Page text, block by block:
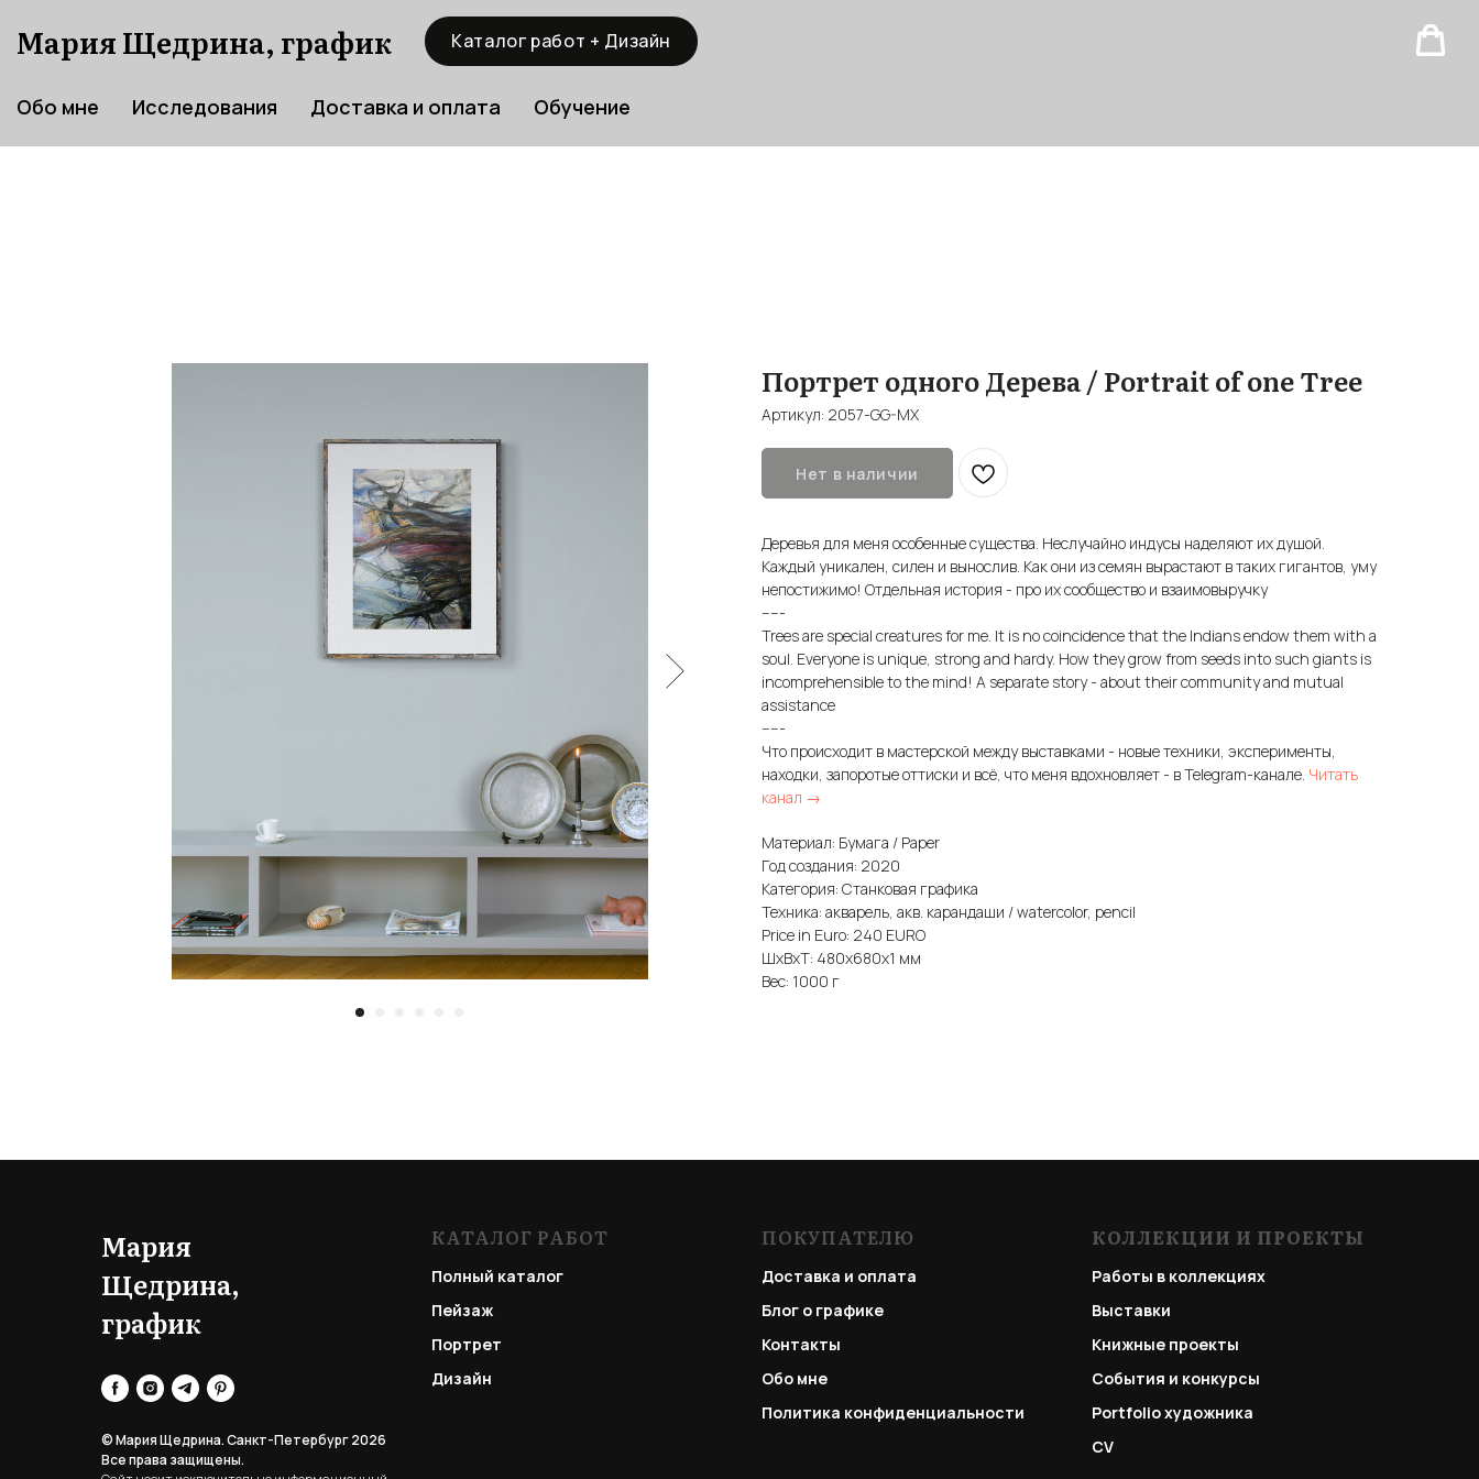
Мария Щедрина, график Каталог работ + Дизайн
Обо мне Исследования Доставка и оплата Обучение
Портрет одного Дерева / Portrait of one Tree
Артикул: 2057-GG-MX
Нет в наличии
Деревья для меня особенные существа. Неслучайно индусы наделяют их душой.
Каждый уникален, силен и вынослив. Как они из семян вырастают в таких гигантов, уму
непостижимо! Отдельная история - про их сообщество и взаимовыручку
-----
Trees are special creatures for me. It is no coincidence that the Indians endow them with a
soul. Everyone is unique, strong and hardy. How they grow from seeds into such giants is
incomprehensible to the mind! A separate story - about their community and mutual
assistance
-----
Что происходит в мастерской между выставками - новые техники, эксперименты,
находки, запоротые оттиски и всё, что меня вдохновляет - в Telegram-канале. Читать
канал →
Материал: Бумага / Paper
Год создания: 2020
Категория: Станковая графика
Техника: акварель, акв. карандаши / watercolor, pencil
Price in Euro: 240 EURO
ШxВxТ: 480x680x1 мм
Вес: 1000 г
Мария
Щедрина,
график
© Мария Щедрина. Санкт-Петербург 2026
Все права защищены.
КАТАЛОГ РАБОТ
Полный каталог
Пейзаж
Портрет
Дизайн
ПОКУПАТЕЛЮ
Доставка и оплата
Блог о графике
Контакты
Обо мне
Политика конфиденциальности
КОЛЛЕКЦИИ И ПРОЕКТЫ
Работы в коллекциях
Выставки
Книжные проекты
События и конкурсы
Portfolioхудожника
CV